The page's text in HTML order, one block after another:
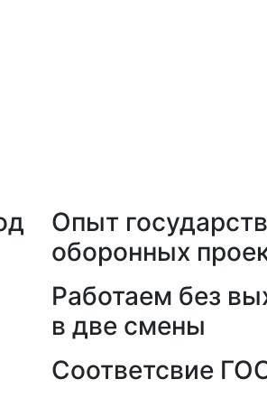
Опыт
оборонных
Работаем без
в две смены
Соответсвие